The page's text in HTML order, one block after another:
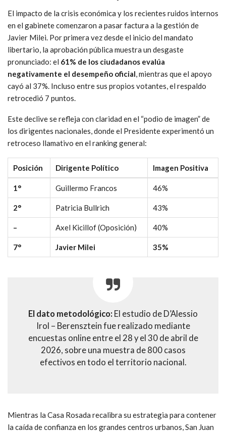
El impacto de la crisis económica y los recientes ruidos internos
en el gabinete comenzaron a pasar factura a la gestión de
Javier Milei. Por primera vez desde el inicio del mandato
libertario, la aprobación pública muestra un desgaste
pronunciado: el 61% de los ciudadanos evalúa
negativamente el desempeño oficial, mientras que el apoyo
cayó al 37%. Incluso entre sus propios votantes, el respaldo
retrocedió 7 puntos.
Este declive se refleja con claridad en el “podio de imagen” de
los dirigentes nacionales, donde el Presidente experimentó un
retroceso llamativo en el ranking general:
Posición Dirigente Político Imagen Positiva
1° Guillermo Francos 46%
2° Patricia Bullrich 43%
– Axel Kicillof (Oposición) 40%
7° Javier Milei 35%
El dato metodológico: El estudio de D’Alessio
Irol – Berensztein fue realizado mediante
encuestas online entre el 28 y el 30 de abril de
2026, sobre una muestra de 800 casos
efectivos en todo el territorio nacional.
Mientras la Casa Rosada recalibra su estrategia para contener
la caída de confianza en los grandes centros urbanos, San Juan